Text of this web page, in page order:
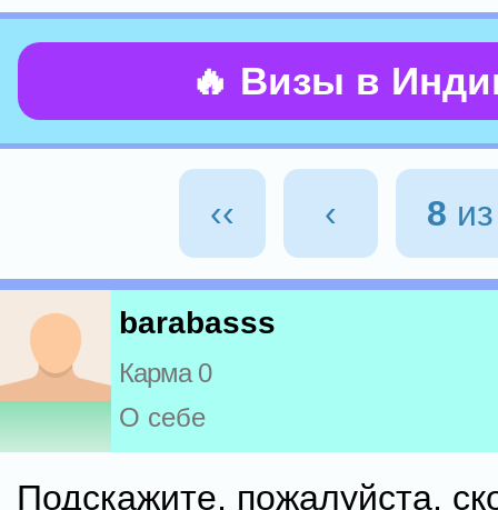
🔥 Визы в
‹‹ ‹ 8
barabasss
Карма 0
О себе
Подскажите, пожалуйста,